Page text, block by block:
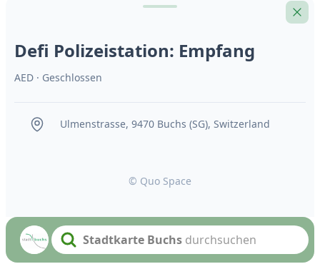
Search textStadtkarte Buchs durchsuchen
Defi Polizeistation: Empfang
AED · Geschlossen
Ulmenstrasse, 9470 Buchs (SG), Switzerland
© Quo Space